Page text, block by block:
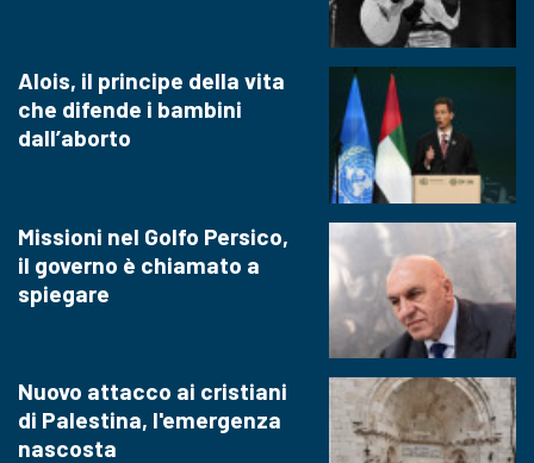
Alois, il principe della vita
che difende i bambini
dall’aborto
Missioni nel Golfo Persico,
il governo è chiamato a
spiegare
Nuovo attacco ai cristiani
di Palestina, l'emergenza
nascosta